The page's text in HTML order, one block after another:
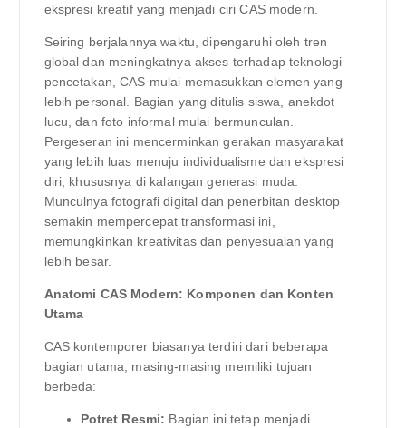
ekspresi kreatif yang menjadi ciri CAS modern.
Seiring berjalannya waktu, dipengaruhi oleh tren
global dan meningkatnya akses terhadap teknologi
pencetakan, CAS mulai memasukkan elemen yang
lebih personal. Bagian yang ditulis siswa, anekdot
lucu, dan foto informal mulai bermunculan.
Pergeseran ini mencerminkan gerakan masyarakat
yang lebih luas menuju individualisme dan ekspresi
diri, khususnya di kalangan generasi muda.
Munculnya fotografi digital dan penerbitan desktop
semakin mempercepat transformasi ini,
memungkinkan kreativitas dan penyesuaian yang
lebih besar.
Anatomi CAS Modern: Komponen dan Konten
Utama
CAS kontemporer biasanya terdiri dari beberapa
bagian utama, masing-masing memiliki tujuan
berbeda:
Potret Resmi: Bagian ini tetap menjadi